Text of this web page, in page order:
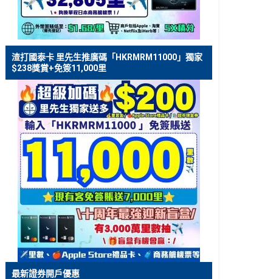
渣打國泰卡 里先生推廣碼「HKRMRM11000」獨家
$238獎賞+免簽11,000里
最新證券開戶優惠